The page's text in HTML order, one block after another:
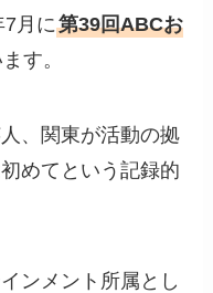
7月に第39回ABCお
す。
、関東が活動の拠
めてという記録的
ンメント所属とし